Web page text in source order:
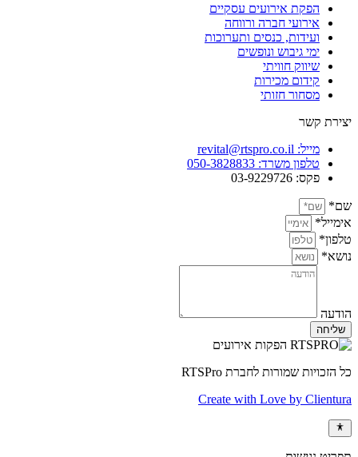
הפקת אירועים עסקיים
אירועי חברה ורווחה
ועידות, כנסים ותערוכות
ימי גיבוש ונופשים
שיווק חוויתי
קידום מכירות
מסחור חזותי
יצירת קשר
מייל: revital@rtspro.co.il
טלפון משרד: 050-3828833
פקס: 03-9229726
שם*
אימייל*
טלפון*
נושא*
הודעה
שליחה
כל הזכויות שמורות לחברת RTSPro
Create with Love by Clientura